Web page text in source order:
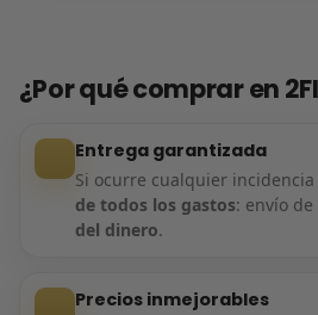
¿Por qué comprar en
Entrega garantizada
Si ocurre cualquier incidencia
de todos los gastos: envío
del dinero.
Precios inmejorables